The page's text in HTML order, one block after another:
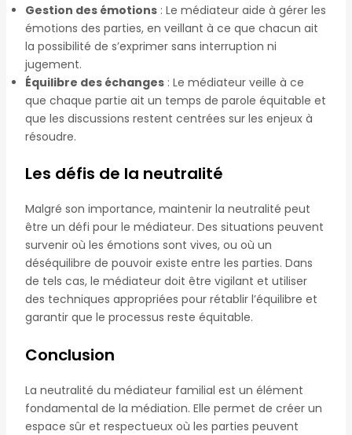
Gestion des émotions: Le médiateur aide à gérer les
émotions des parties, en veillant à ce que chacun ait
la possibilité de s’exprimer sans interruption ni
jugement.
Équilibre des échanges: Le médiateur veille à ce
que chaque partie ait un temps de parole équitable et
que les discussions restent centrées sur les enjeux à
résoudre.
Les défis de la neutralité
Malgré son importance, maintenir la neutralité peut
être un défi pour le médiateur. Des situations peuvent
survenir où les émotions sont vives, ou où un
déséquilibre de pouvoir existe entre les parties. Dans
de tels cas, le médiateur doit être vigilant et utiliser
des techniques appropriées pour rétablir l’équilibre et
garantir que le processus reste équitable.
Conclusion
La neutralité du médiateur familial est un élément
fondamental de la médiation. Elle permet de créer un
espace sûr et respectueux où les parties peuvent